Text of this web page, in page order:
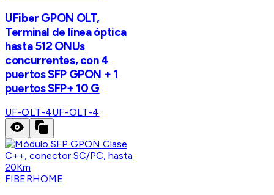
UFiber GPON OLT,
Terminal de línea óptica
hasta 512 ONUs
concurrentes, con 4
puertos SFP GPON + 1
puertos SFP+ 10 G
UF-OLT-4UF-OLT-4
FIBERHOME